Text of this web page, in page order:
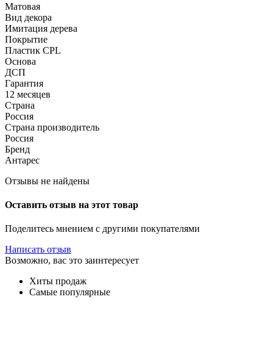
Матовая
Вид декора
Имитация дерева
Покрытие
Пластик CPL
Основа
ДСП
Гарантия
12 месяцев
Страна
Россия
Страна производитель
Россия
Бренд
Антарес
Отзывы не найдены
Оставить отзыв на этот товар
Поделитесь мнением с другими покупателями
Написать отзыв
Возможно, вас это заинтересует
Хиты продаж
Самые популярные